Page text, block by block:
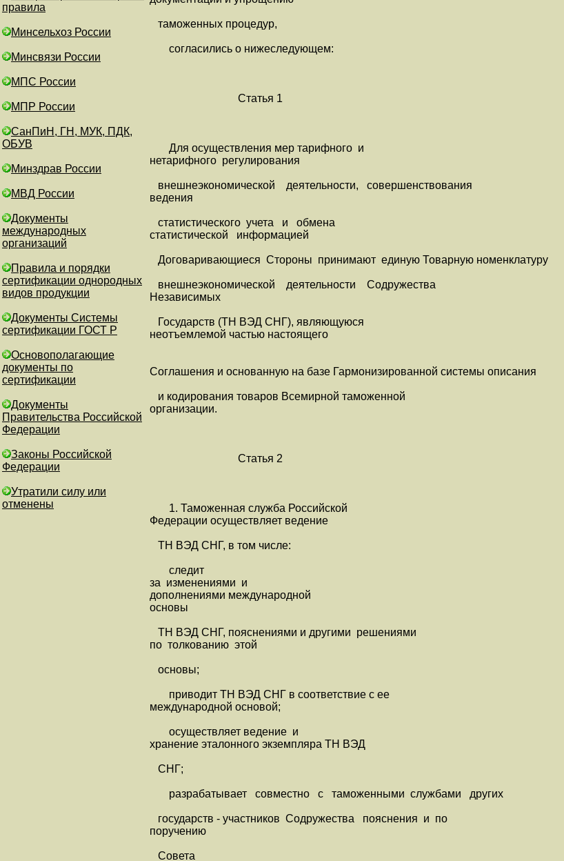
правила
Минсельхоз России
Минсвязи России
МПС России
МПР России
СанПиН, ГН, МУК, ПДК,
ОБУВ
Минздрав России
МВД России
Документы
международных
организаций
Правила и порядки
сертификации однородных
видов продукции
Документы Системы
сертификации ГОСТ Р
Основополагающие
документы по
сертификации
Документы
Правительства Российской
Федерации
Законы Российской
Федерации
Утратили силу или
отменены
таможенных процедур,
согласились о нижеследующем:
Статья 1
Для осуществления мер тарифного и
нетарифного регулирования
внешнеэкономической деятельности, совершенствования
ведения
статистического учета и обмена
статистической информацией
Договаривающиеся Стороны принимают единую Товарную номенклатуру
внешнеэкономической деятельности Содружества
Независимых
Государств (ТН ВЭД СНГ), являющуюся
неотъемлемой частью настоящего
Соглашения и основанную на базе Гармонизированной системы описания
и кодирования товаров Всемирной таможенной
организации.
Статья 2
1. Таможенная служба Российской
Федерации осуществляет ведение
ТН ВЭД СНГ, в том числе:
следит
за изменениями и
дополнениями международной
основы
ТН ВЭД СНГ, пояснениями и другими решениями
по толкованию этой
основы;
приводит ТН ВЭД СНГ в соответствие с ее
международной основой;
осуществляет ведение и
хранение эталонного экземпляра ТН ВЭД
СНГ;
разрабатывает совместно с таможенными службами других
государств - участников Содружества пояснения и по
поручению
Совета